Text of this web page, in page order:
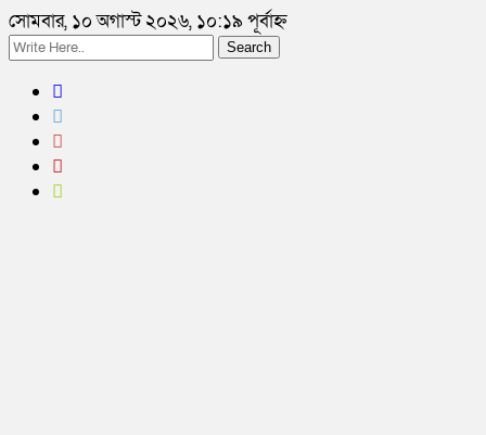
সোমবার, ১০ অগাস্ট ২০২৬, ১০:১৯ পূর্বাহ্ন
Search